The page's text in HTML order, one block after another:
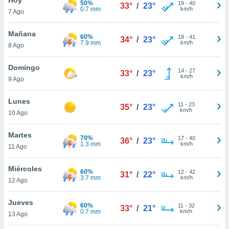
y
en
más
de
7 Ago
50%
0.7 mm
33° / 23° 19- 40
km/h
Mañana
8 Ago
60%
7.9 mm
34° / 23° 18- 41
km/h
Domingo
9 Ago
33° / 23° 14- 27
km/h
Lunes
10 Ago
35° / 23° 11 - 23
km/h
Martes
11 Ago
70%
1.3 mm
36° / 23° 17- 40
km/h
Miércoles
12 Ago
60%
3.7 mm
31° / 22° 12- 42
km/h
Jueves
13 Ago
60%
0.7 mm
33° / 21° 11 - 32
km/h